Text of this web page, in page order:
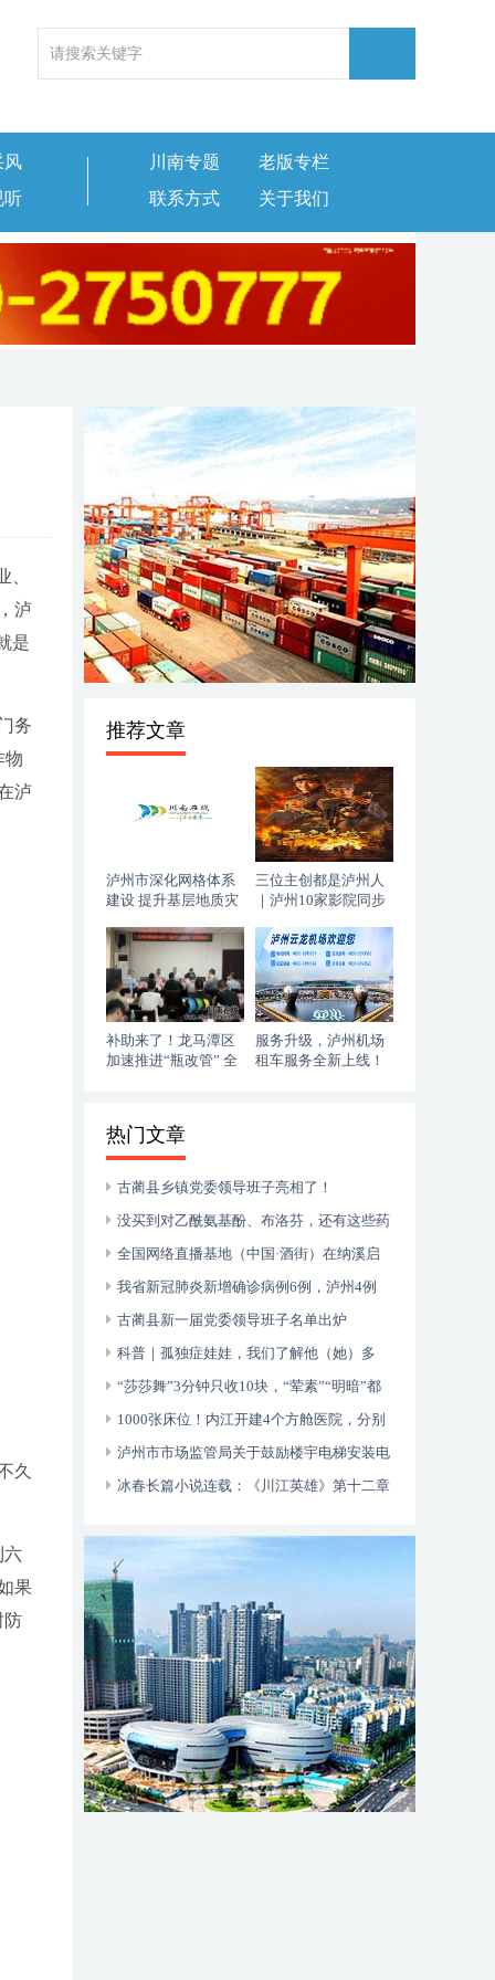
风
听
川南专题
老版专栏
联系方式
关于我们
泸
是
务
物
泸
久
六
果
防
推荐文章
泸州市深化网格体系
建设 提升基层地质灾
三位主创都是泸州人
｜泸州10家影院同步
今日登陆全国院线
补助来了！龙马潭区
加速推进“瓶改管” 全
服务升级，泸州机场
租车服务全新上线！
热门文章
古蔺县乡镇党委领导班子亮相了！
没买到对乙酰氨基酚、布洛芬，还有这些药
可以临时替代
全国网络直播基地（中国·酒街）在纳溪启
动运行
我省新冠肺炎新增确诊病例6例，泸州4例
古蔺县新一届党委领导班子名单出炉
科普｜孤独症娃娃，我们了解他（她）多
少？
“莎莎舞”3分钟只收10块，“荤素”“明暗”都
有，还可以······
1000张床位！内江开建4个方舱医院，分别
位于——
泸州市市场监管局关于鼓励楼宇电梯安装电
动自行车智能阻止系统的倡议书
冰春长篇小说连载：《川江英雄》第十二章